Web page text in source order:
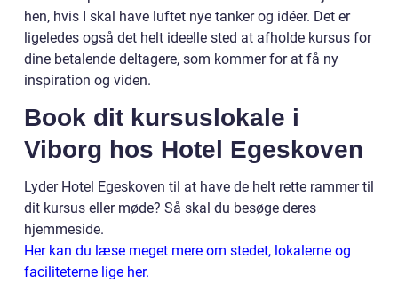
hen, hvis I skal have luftet nye tanker og idéer. Det er
ligeledes også det helt ideelle sted at afholde kursus for
dine betalende deltagere, som kommer for at få ny
inspiration og viden.
Book dit kursuslokale i
Viborg hos Hotel Egeskoven
Lyder Hotel Egeskoven til at have de helt rette rammer til
dit kursus eller møde? Så skal du besøge deres
hjemmeside.
Her kan du læse meget mere om stedet, lokalerne og
faciliteterne lige her.